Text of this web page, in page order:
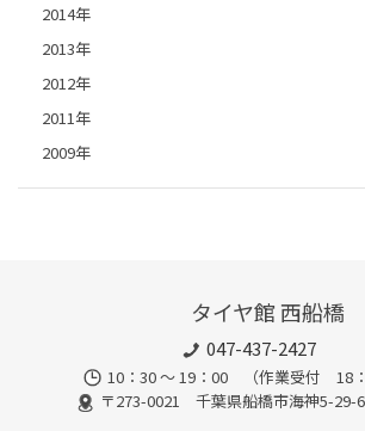
2014年
2013年
2012年
2011年
2009年
タイヤ館 西船橋
047-437-2427
10：30 ～ 19：00 （作業受付 18：
〒273-0021 千葉県船橋市海神5-29-